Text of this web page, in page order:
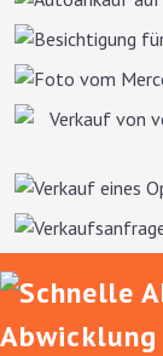
Abwicklung